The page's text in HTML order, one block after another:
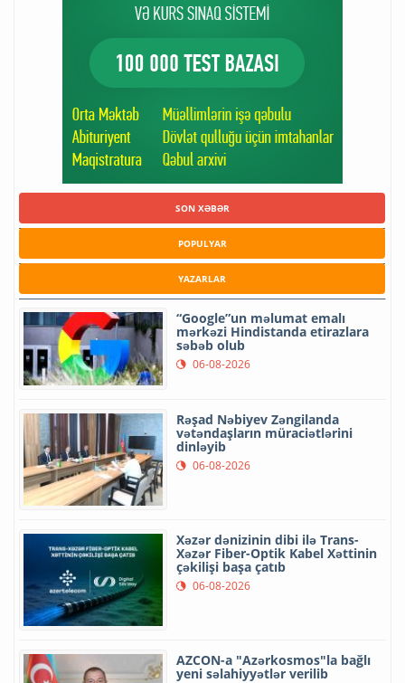
SON XƏBƏR
POPULYAR
YAZARLAR
“Google”un məlumat emalı
mərkəzi Hindistanda etirazlara
səbəb olub
06-08-2026
Rəşad Nəbiyev Zəngilanda
vətəndaşların müraciətlərini
dinləyib
06-08-2026
Xəzər dənizinin dibi ilə Trans-
Xəzər Fiber-Optik Kabel Xəttinin
çəkilişi başa çatıb
06-08-2026
AZCON-a "Azərkosmos"la bağlı
yeni səlahiyyətlər verilib